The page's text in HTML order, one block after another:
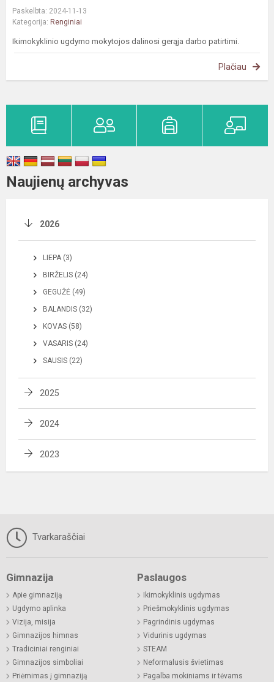
Paskelbta: 2024-11-13
Kategorija: Renginiai
Ikimokyklinio ugdymo mokytojos dalinosi gerąja darbo patirtimi.
Plačiau
Naujienų archyvas
2026
LIEPA (3)
BIRŽELIS (24)
GEGUŽĖ (49)
BALANDIS (32)
KOVAS (58)
VASARIS (24)
SAUSIS (22)
2025
2024
2023
Tvarkaraščiai
Gimnazija
Apie gimnaziją
Ugdymo aplinka
Vizija, misija
Gimnazijos himnas
Tradiciniai renginiai
Gimnazijos simboliai
Priėmimas į gimnaziją
Paslaugos
Ikimokyklinis ugdymas
Priešmokyklinis ugdymas
Pagrindinis ugdymas
Vidurinis ugdymas
STEAM
Neformalusis švietimas
Pagalba mokiniams ir tėvams